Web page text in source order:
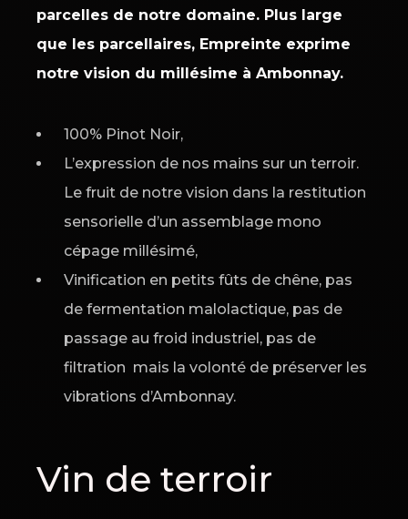
parcelles de notre domaine. Plus large
que les parcellaires, Empreinte exprime
notre vision du millésime à Ambonnay.
100% Pinot Noir,
L’expression de nos mains sur un terroir.
Le fruit de notre vision dans la restitution
sensorielle d’un assemblage mono
cépage millésimé,
Vinification en petits fûts de chêne, pas
de fermentation malolactique, pas de
passage au froid industriel, pas de
filtration mais la volonté de préserver les
vibrations d’Ambonnay.
Vin de terroir